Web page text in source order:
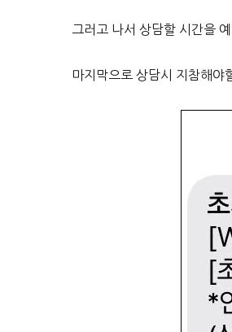
그러고 나서 상담할 시간을
마지막으로 상담시 지참해야